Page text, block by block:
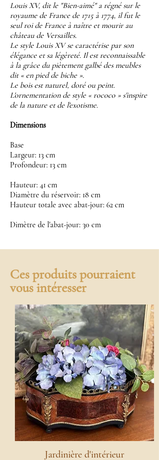
Louis XV, dit le "Bien-aimé" a régné sur le
royaume de France de 1715 à 1774, il fut le
seul roi de France à naître et mourir au
château de Versailles.
Le style Louis XV se caractérise par son
élégance et sa légèreté. Il est reconnaissable
à la grâce du piètement galbé des meubles
dit « en pied de biche ».
Le bois est naturel, doré ou peint.
L'ornementation de style « rococo » s'inspire
de la nature et de l'exotisme.
Dimensions
Base
Largeur: 13 cm
Profondeur: 13 cm
Hauteur: 41 cm
Diamètre du réservoir: 18 cm
Hauteur totale avec abat-jour: 62 cm
Dimètre de l'abat-jour: 30 cm
Ces produits pourraient
vous intéresser
Jardinière d'intérieur